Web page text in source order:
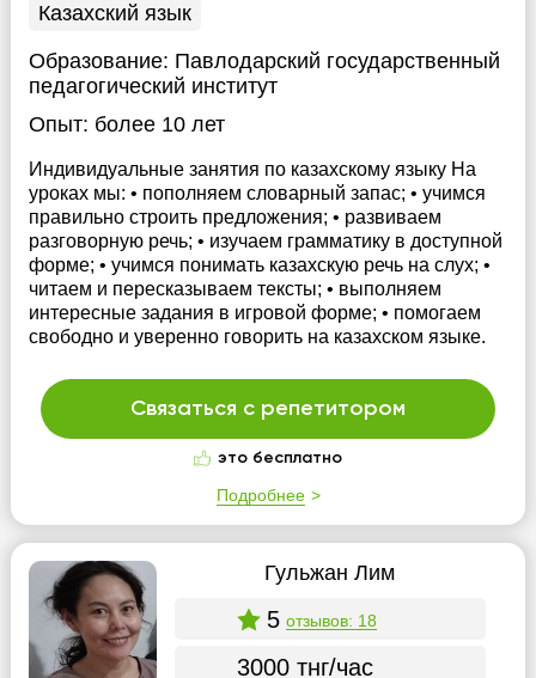
Казахский язык
Образование: Павлодарский государственный
педагогический институт
Опыт: более 10 лет
Индивидуальные занятия по казахскому языку На
уроках мы: • пополняем словарный запас; • учимся
правильно строить предложения; • развиваем
разговорную речь; • изучаем грамматику в доступной
форме; • учимся понимать казахскую речь на слух; •
читаем и пересказываем тексты; • выполняем
интересные задания в игровой форме; • помогаем
свободно и уверенно говорить на казахском языке.
Связаться с репетитором
это бесплатно
Подробнее
Гульжан Лим
5 отзывов: 18
3000 тнг/час